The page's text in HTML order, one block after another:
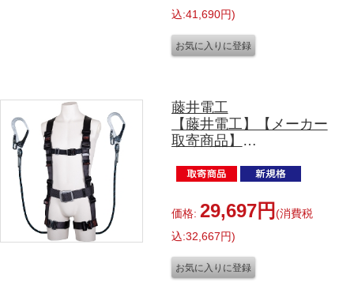
込:41,690円)
藤井電工
【藤井電工】【メーカー
取寄商品】
L-2R26-JAN-BX
サイズ
価格: 29,697円 (消費税
込:32,667円)